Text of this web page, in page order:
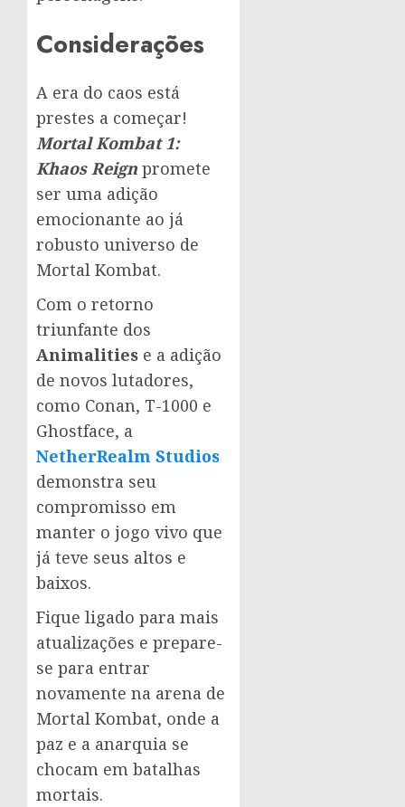
Considerações
A era do caos está
prestes a começar!
Mortal Kombat 1:
Khaos Reign promete
ser uma adição
emocionante ao já
robusto universo de
Mortal Kombat.
Com o retorno
triunfante dos
Animalities e a adição
de novos lutadores,
como Conan, T-1000 e
Ghostface, a
NetherRealm Studios
demonstra seu
compromisso em
manter o jogo vivo que
já teve seus altos e
baixos.
Fique ligado para mais
atualizações e prepare-
se para entrar
novamente na arena de
Mortal Kombat, onde a
paz e a anarquia se
chocam em batalhas
mortais.